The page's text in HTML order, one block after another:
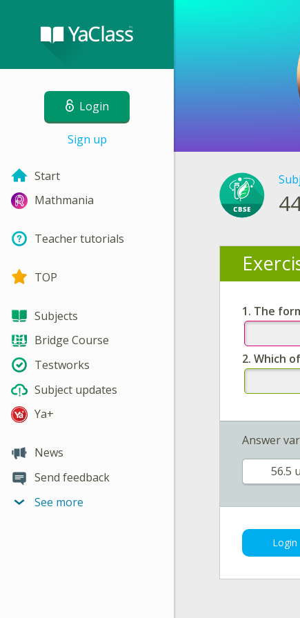
Login
Sign up
Start
Mathmania
Teacher tutorials
TOP
Subjects
Bridge Course
Testworks
Subject updates
Ya+
News
Send feedback
See more
1. The
2. Which
Answer
56.5 u
Login